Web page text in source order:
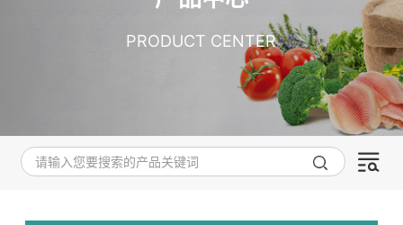
PRODUCT CENTER